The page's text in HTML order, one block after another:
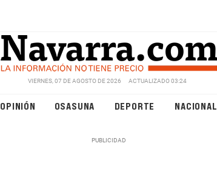
VIERNES, 07 DE AGOSTO DE 2026 ACTUALIZADO 03:24
OPINIÓN OSASUNA DEPORTE NACIONAL